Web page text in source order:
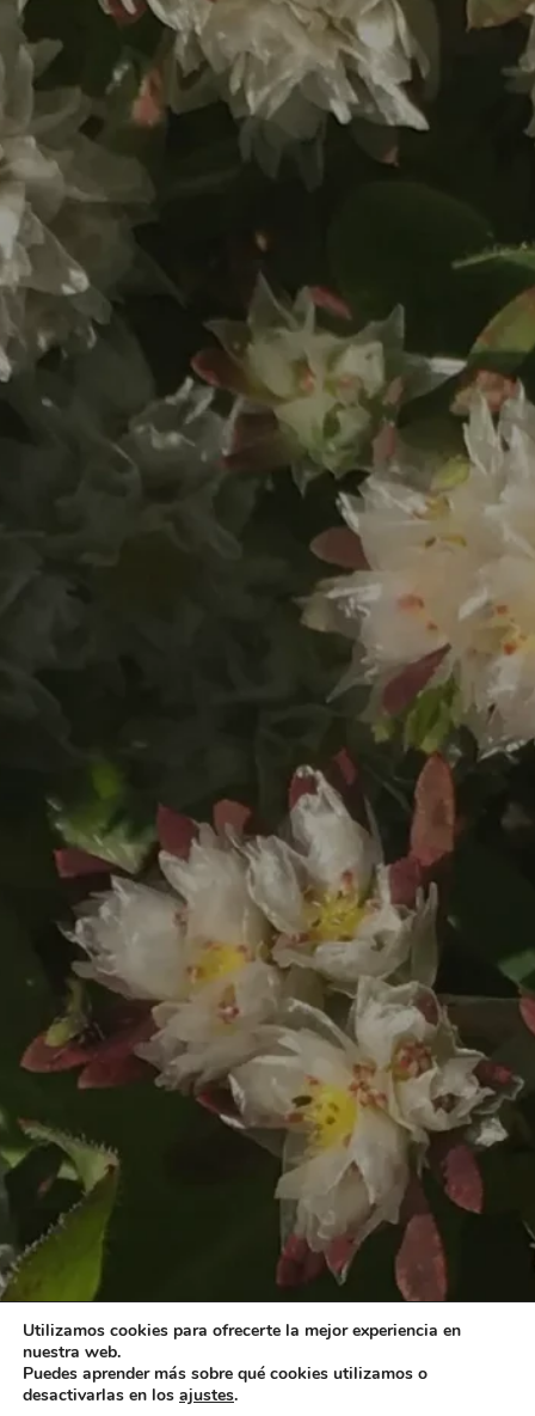
Utilizamos cookies para ofrecerte la mejor experiencia en
nuestra web.
Puedes aprender más sobre qué cookies utilizamos o
desactivarlas en los ajustes.